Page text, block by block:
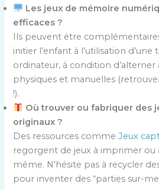
Les jeux de mémoire
efficaces ?
Ils peuvent être
initier l’enfant à l’utilisation d’une
ordinateur, à condition d’alterner
physiques et manuelles
!).
Où trouver ou fabriquer des
originaux ?
Des ressources commeJeux
regorgent de jeux à imprimer ou
même. N’hésite pas à recycler
pour inventer des “parties sur-